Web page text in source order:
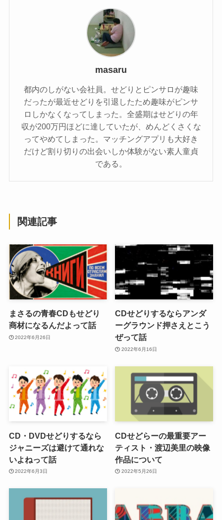
masaru
都内のしがない会社員。せどりとピンサロが趣味
だったが最近せどりを引退したため趣味がピンサ
ロしかなくなってしまった。全盛期はせどりの年
収が200万円ほどに達していたが、めんどくさくな
ってやめてしまった。マッチングアプリも大好き
だけど割り切りの出会いしか体験がない素人童貞
である。
関連記事
まさるの青春CDもせどり
商材になるんだよって話
2022年6月26日
CDせどりするならアンダ
ーグラウンド押さえとこう
ぜって話
2022年6月16日
CD・DVDせどりするなら
ジャニーズは避けて通れな
いよねって話
2022年6月3日
CDせどらーの最重要アー
ティスト・渡辺美里の映像
作品について
2022年5月26日